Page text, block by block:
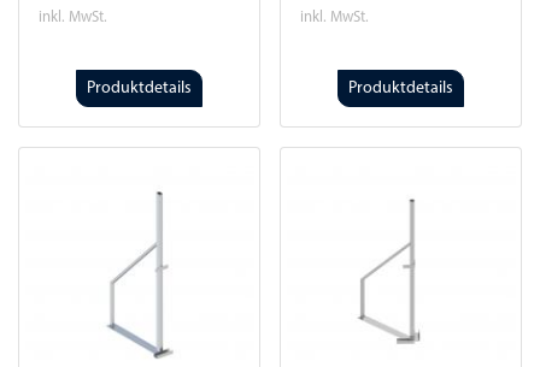
inkl. MwSt.
Produktdetails
inkl. MwSt.
Produktdetails